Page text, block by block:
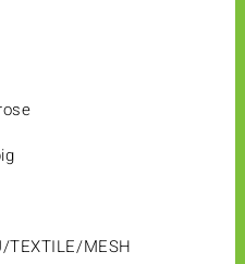
TEXTILE/MESH